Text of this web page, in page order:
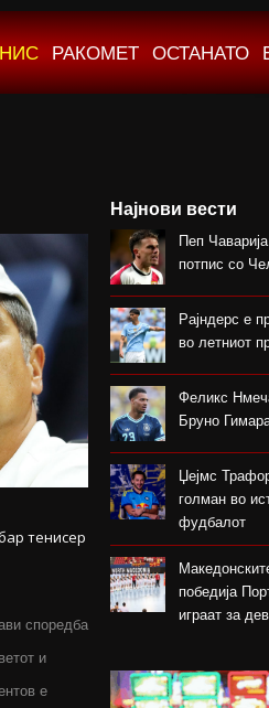
РАКОМЕТ ОСТАНАТО
тенисер
споредба
и
е
Најнови вести
Пеп
потпис со
Рајндерс е
во летниот
Феликс
Бруно
Џејмс
голман во
фудбалот
победија
играат за
со